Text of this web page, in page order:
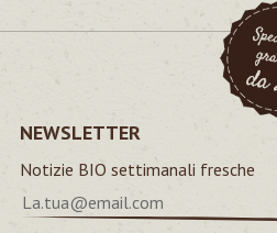
NEWSLETTER
Notizie BIO settimanali fresche